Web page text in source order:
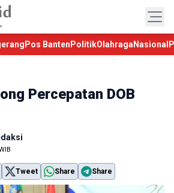
Pos Banten PolitikOlahraga Nasional
Percepatan DOB
Tweet Share Share